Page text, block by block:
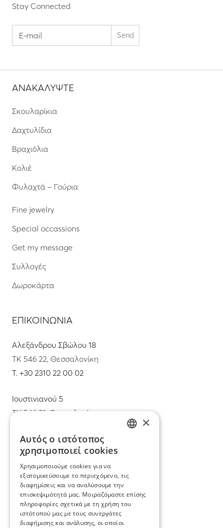
Stay Connected
ΑΝΑΚΑΛΥΨΤΕ
Σκουλαρίκια
Δαχτυλίδια
Βραχιόλια
Κολιέ
Φυλαχτά – Γούρια
Fine jewelry
Special occassions
Get my message
Συλλογές
Δωροκάρτα
ΕΠΙΚΟΙΝΩΝΙΑ
Αλεξάνδρου Σβώλου 18
ΤΚ 546 22, Θεσσαλονίκη
T. +30 2310 22 00 02
Ιουστινιανού 5
ΤΚ 546 31, Θεσσαλονίκη
info@mimadastimargarita.gr
ΕΞΥΠΗΡΕΤΗΣΗ ΠΕΛΑΤΩΝ
Φροντίδα και επισκευή κοσμημάτων
Όροι χρήσης
×
Αυτός ο ιστότοπος
χρησιμοποιεί cookies
Χρησιμοποιούμε cookies για να
εξατομικεύσουμε το περιεχόμενο, τις
διαφημίσεις και να αναλύσουμε την
επισκεψιμότητά μας. Μοιραζόμαστε επίσης
πληροφορίες σχετικά με τη χρήση του
ιστότοπού μας με τους συνεργάτες
διαφήμισης και ανάλυσης, οι οποίοι